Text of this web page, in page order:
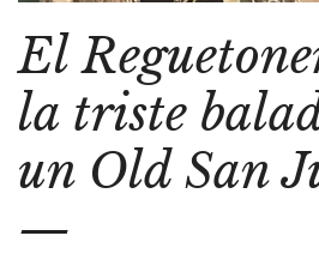
El
la triste
un Old San
—